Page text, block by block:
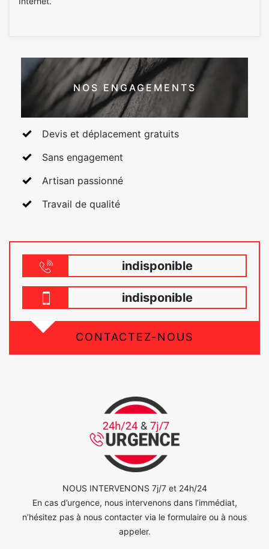
NOS ENGAGEMENTS
Devis et déplacement gratuits
Sans engagement
Artisan passionné
Travail de qualité
indisponible
indisponible
CONTACTEZ-NOUS
NOUS INTERVENONS 7j/7 et 24h/24
En cas d’urgence, nous intervenons dans l’immédiat,
n’hésitez pas à nous contacter via le formulaire ou à nous
appeler.